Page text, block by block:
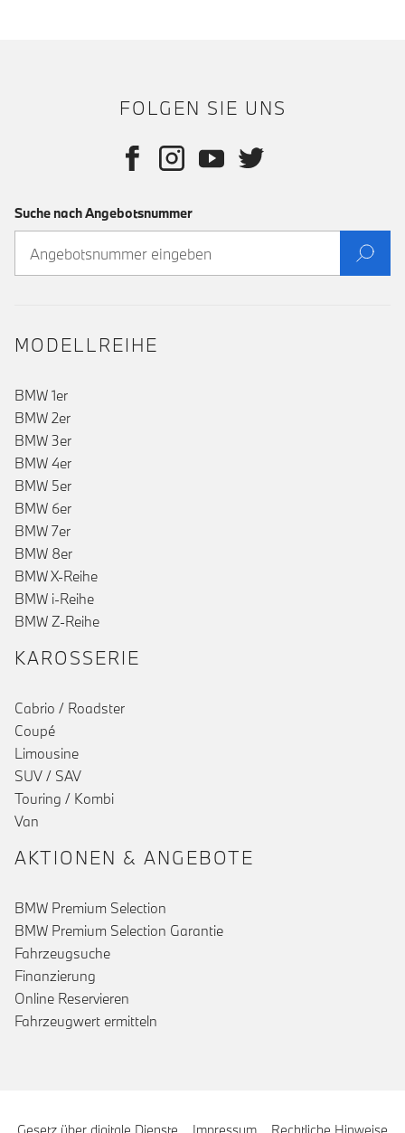
FOLGEN SIE UNS
Suche nach Angebotsnummer
MODELLREIHE
BMW 1er
BMW 2er
BMW 3er
BMW 4er
BMW 5er
BMW 6er
BMW 7er
BMW 8er
BMW X-Reihe
BMW i-Reihe
BMW Z-Reihe
KAROSSERIE
Cabrio / Roadster
Coupé
Limousine
SUV / SAV
Touring / Kombi
Van
AKTIONEN & ANGEBOTE
BMW Premium Selection
BMW Premium Selection Garantie
Fahrzeugsuche
Finanzierung
Online Reservieren
Fahrzeugwert ermitteln